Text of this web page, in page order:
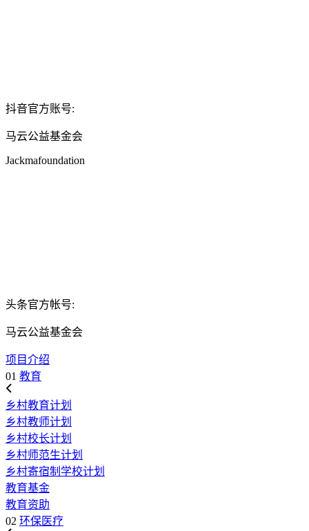
抖音官方账号:
马云公益基金会
Jackmafoundation
头条官方帐号:
马云公益基金会
项目介绍
01 教育
乡村教育计划
乡村教师计划
乡村校长计划
乡村师范生计划
乡村寄宿制学校计划
教育基金
教育资助
02 环保医疗